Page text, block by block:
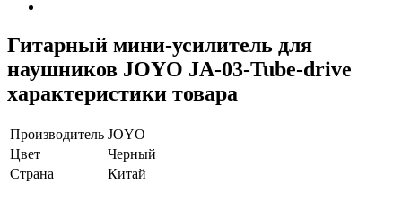
Гитарный мини-усилитель для
наушников JOYO JA-03-Tube-drive
характеристики товара
Производитель JOYO
Цвет
Черный
Страна
Китай